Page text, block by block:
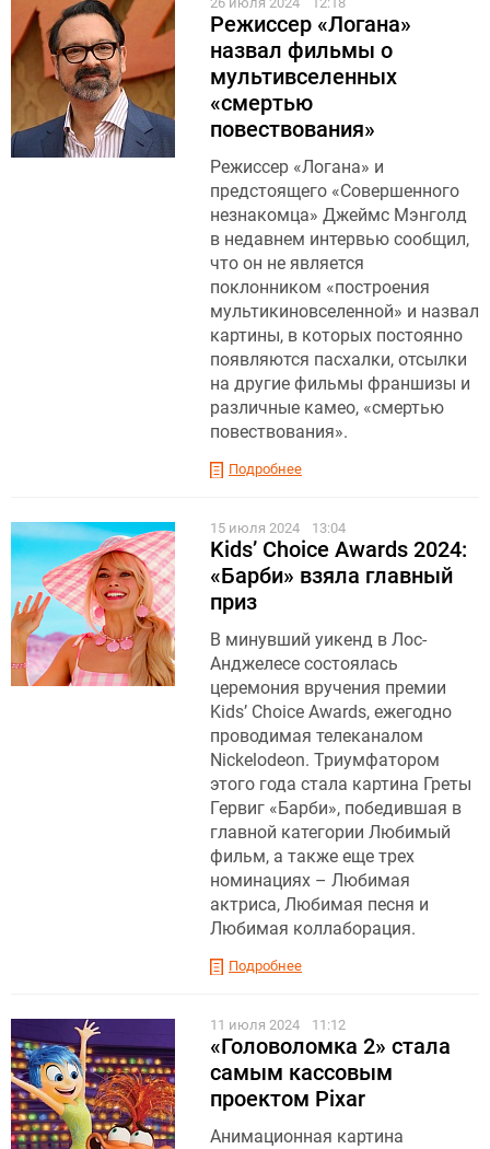
Режиссер «Логана»
назвал фильмы о
мультивселенных
«смертью
повествования»
Режиссер «Логана» и
предстоящего «Совершенного
незнакомца» Джеймс Мэнголд
в недавнем интервью сообщил,
что он не является
поклонником «построения
мультикиновселенной» и назвал
картины, в которых постоянно
появляются пасхалки, отсылки
на другие фильмы франшизы и
различные камео, «смертью
повествования».
Подробнее
15 июля 2024 13:04
Kids’ Choice Awards 2024:
«Барби» взяла главный
приз
В минувший уикенд в Лос-
Анджелесе состоялась
церемония вручения премии
Kids’ Choice Awards, ежегодно
проводимая телеканалом
Nickelodeon. Триумфатором
этого года стала картина Греты
Гервиг «Барби», победившая в
главной категории Любимый
фильм, а также еще трех
номинациях – Любимая
актриса, Любимая песня и
Любимая коллаборация.
Подробнее
11 июля 2024 11:12
«Головоломка 2» стала
самым кассовым
проектом Pixar
Анимационная картина